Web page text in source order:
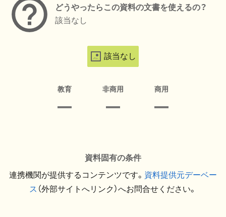
どうやったらこの資料の文書を使えるの？
該当なし
該当なし
教育 非商用 商用
資料固有の条件
連携機関が提供するコンテンツです。 資料提供元デーベー
ス （外部サイトへリンク）へお問合せください。